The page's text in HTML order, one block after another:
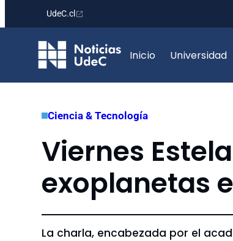
contenido
UdeC.cl
Inicio Universidad
Ciencia & Tecnología
Viernes
exoplanetas
La charla, encabezada por el